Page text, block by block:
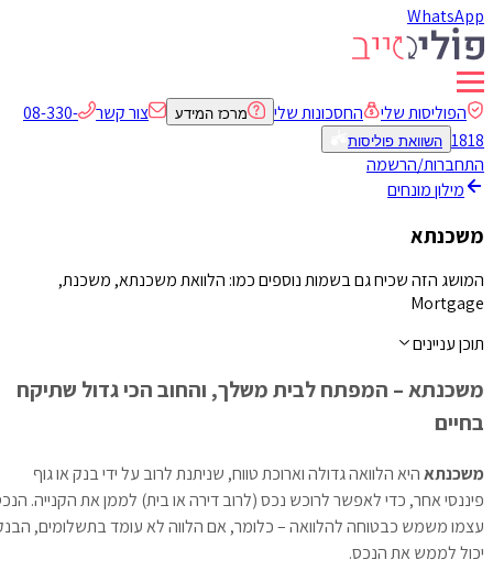
WhatsApp
הפוליסות שלי החסכונות שלי מרכז המידע צור קשר
08-330-
1818
השוואת פוליסות
התחברות/הרשמה
מילון מונחים
משכנתא
המושג הזה שכיח גם בשמות נוספים כמו: הלוואת משכנתא, משכנת,
Mortgage
תוכן עניינים
משכנתא – המפתח לבית משלך, והחוב הכי גדול שתיקח
בחיים
משכנתאהיא הלוואה גדולה וארוכת טווח, שניתנת לרוב על ידי בנק או גוף
פיננסי אחר, כדי לאפשר לרוכש נכס (לרוב דירה או בית) לממן את הקנייה. הנכס
עצמו משמש כבטוחה להלוואה – כלומר, אם הלווה לא עומד בתשלומים, הבנק
יכול לממש את הנכס.